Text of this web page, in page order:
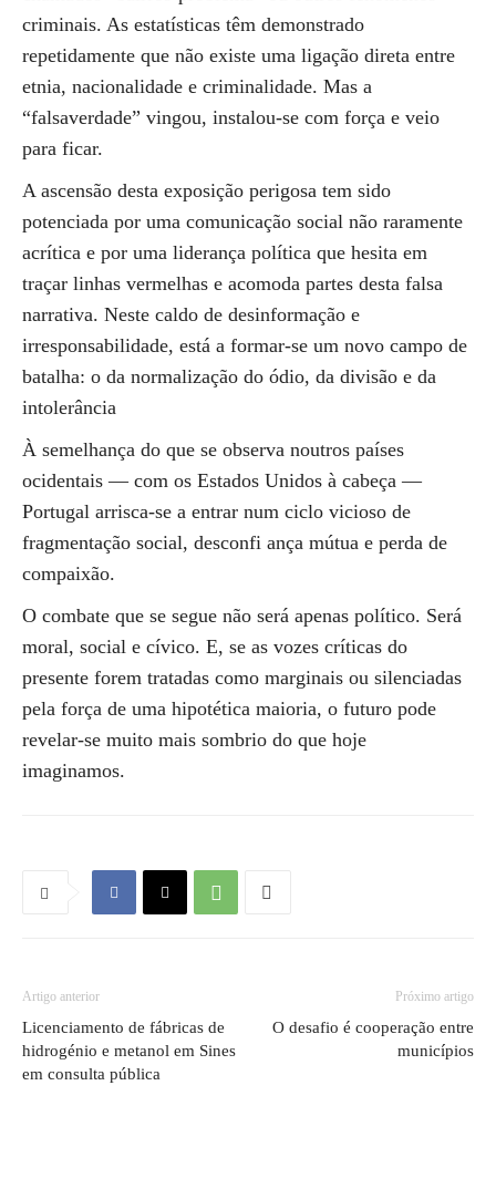
criminais. As estatísticas têm demonstrado
repetidamente que não existe uma ligação direta entre
etnia, nacionalidade e criminalidade. Mas a
“falsaverdade” vingou, instalou-se com força e veio
para ficar.
A ascensão desta exposição perigosa tem sido
potenciada por uma comunicação social não raramente
acrítica e por uma liderança política que hesita em
traçar linhas vermelhas e acomoda partes desta falsa
narrativa. Neste caldo de desinformação e
irresponsabilidade, está a formar-se um novo campo de
batalha: o da normalização do ódio, da divisão e da
intolerância
À semelhança do que se observa noutros países
ocidentais — com os Estados Unidos à cabeça —
Portugal arrisca-se a entrar num ciclo vicioso de
fragmentação social, desconfi ança mútua e perda de
compaixão.
O combate que se segue não será apenas político. Será
moral, social e cívico. E, se as vozes críticas do
presente forem tratadas como marginais ou silenciadas
pela força de uma hipotética maioria, o futuro pode
revelar-se muito mais sombrio do que hoje
imaginamos.
Artigo anterior
Licenciamento de fábricas de
hidrogénio e metanol em Sines
em consulta pública
Próximo artigo
O desafio é cooperação entre
municípios